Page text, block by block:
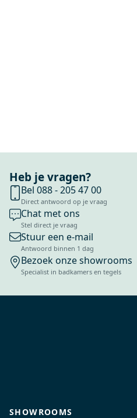
Heb je vragen?
Bel 088 - 205 47 00
Direct antwoord op je vraag
Chat met ons
Stel direct je vraag
Stuur een e-mail
Antwoord binnen 1 dag
Bezoek onze showrooms
Specialist in badkamers en tegels
SHOWROOMS